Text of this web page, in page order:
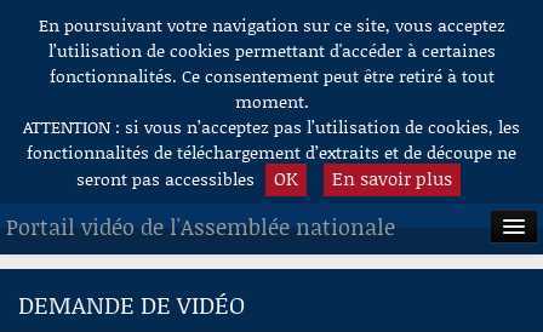
Aller au contenu
En poursuivant votre navigation sur ce site, vous acceptez
l’utilisation de cookies permettant d'accéder à certaines
fonctionnalités. Ce consentement peut être retiré à tout
moment.
ATTENTION : si vous n’acceptez pas l’utilisation de cookies, les
fonctionnalités de téléchargement d’extraits et de découpe ne
seront pas accessibles
OK En savoir plus
Portail vidéo de l'Assemblée nationale
ACCUEIL
DEMANDE DE VIDÉO